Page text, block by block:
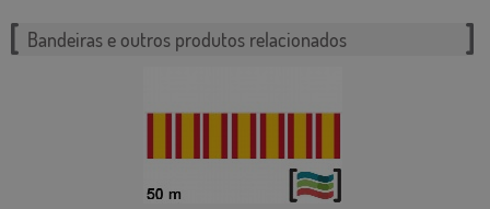
Bandeiras e outros produtos relacionados